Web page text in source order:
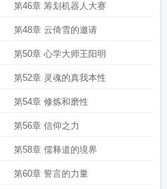
第46章 筹划机器人大赛
第48章 云倚雪的邀请
第50章 心学大师王阳明
第52章 灵魂的真我本性
第54章 修炼和磨性
第56章 信仰之力
第58章 儒释道的境界
第60章 誓言的力量